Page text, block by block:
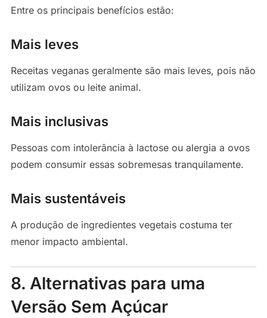
Entre os principais benefícios estão:
Mais leves
Receitas veganas geralmente são mais leves, pois não
utilizam ovos ou leite animal.
Mais inclusivas
Pessoas com intolerância à lactose ou alergia a ovos
podem consumir essas sobremesas tranquilamente.
Mais sustentáveis
A produção de ingredientes vegetais costuma ter
menor impacto ambiental.
8. Alternativas para uma
Versão Sem Açúcar